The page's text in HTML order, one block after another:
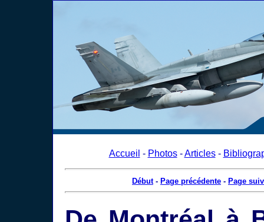
Accueil - Photos-Articles-
Début- Page précédente - Page